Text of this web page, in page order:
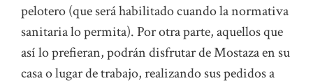
pelotero (que será habilitado cuando la normativa
sanitaria lo permita). Por otra parte, aquellos que
así lo prefieran, podrán disfrutar de Mostaza en su
casa o lugar de trabajo, realizando sus pedidos a